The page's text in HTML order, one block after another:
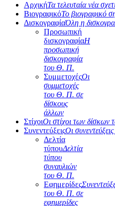
ΑρχικήΤα τελευταία νέα
ΒιογραφικόΤο βιογραφικό
ΔισκογραφίαΌλη η
Προσωπική
δισκογραφίαΗ
προσωπική
δισκογραφία
του Θ. Π.
ΣυμμετοχέςΟι
συμμετοχές
του Θ. Π. σε
δίσκους
άλλων
ΣτίχοιΟι στίχοι των δίσκων
ΣυνεντεύξειςΟι
Δελτία
τύπουΔελτία
τύπου
συναυλιών
του Θ. Π.
Εφημερίδες
του Θ. Π. σε
εφημερίδες